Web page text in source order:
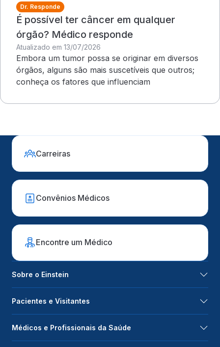
Dr. Responde
É possível ter câncer em qualquer
órgão? Médico responde
Atualizado em 13/07/2026
Embora um tumor possa se originar em diversos
órgãos, alguns são mais suscetíveis que outros;
conheça os fatores que influenciam
Carreiras
Convênios Médicos
Encontre um Médico
Sobre o Einstein
Pacientes e Visitantes
Médicos e Profissionais da Saúde